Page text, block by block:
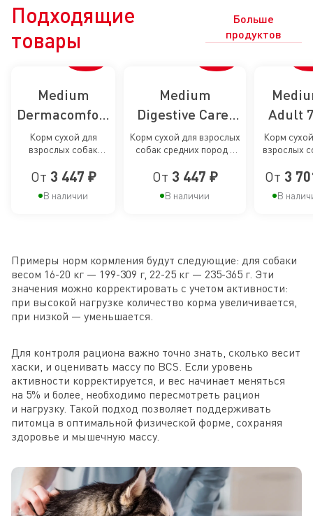
Подходящие
товары
Больше
продуктов
Medium
Dermacomfort
Care, сухой
корм для
пофилактики
раздражений
пород
Корм сухой для
взрослых собак
при раздражениях и
От 3 447 ₽
В наличии
Medium
Digestive Care,
сухой корм для
собак средних
пород с
чувствительным
Корм сухой для взрослых
собак средних пород с
пищеварением
От 3 447 ₽
В наличии
Adult
сухой
для
Корм
взрослых
размеров
От 3
В
Примеры норм кормления будут следующие: для собаки
весом 16-20 кг — 199-309 г, 22-25 кг — 235-365 г. Эти
значения можно корректировать с учетом активности:
при высокой нагрузке количество корма увеличивается,
при низкой — уменьшается.
Для контроля рациона важно точно знать, сколько весит
хаски, и оценивать массу по BCS. Если уровень
активности корректируется, и вес начинает меняться
на 5% и более, необходимо пересмотреть рацион
и нагрузку. Такой подход позволяет поддерживать
питомца в оптимальной физической форме, сохраняя
здоровье и мышечную массу.